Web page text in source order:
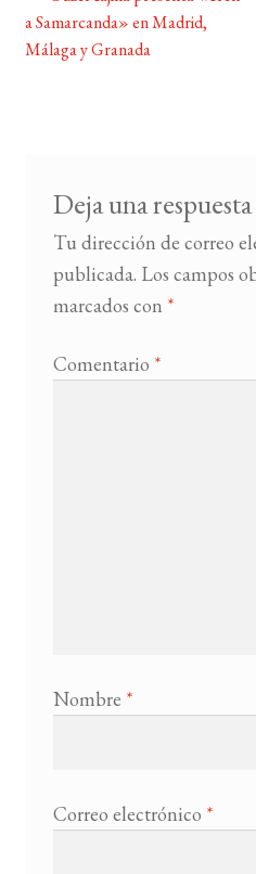
de
a Samarcanda» en Madrid,
Málaga y Granada
Deja una respuesta
Tu dirección de correo
publicada. Los campos
marcados con *
Comentario *
Nombre *
Correo electrónico *